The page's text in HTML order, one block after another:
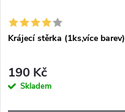
Krájecí stěrka (1ks,více barev)
190 Kč
Skladem